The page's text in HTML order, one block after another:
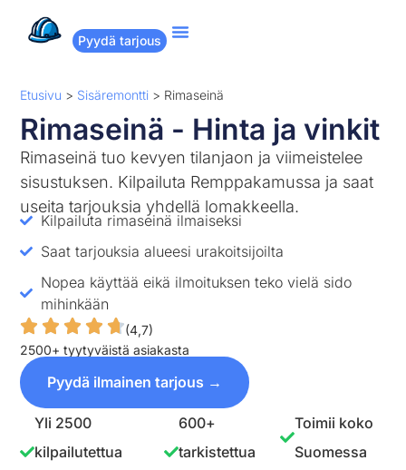
Pyydä tarjous
Etusivu > Sisäremontti > Rimaseinä
Rimaseinä - Hinta ja vinkit
Rimaseinä tuo kevyen tilanjaon ja viimeistelee
sisustuksen. Kilpailuta Remppakamussa ja saat
useita tarjouksia yhdellä lomakkeella.
Kilpailuta rimaseinä ilmaiseksi
Saat tarjouksia alueesi urakoitsijoilta
Nopea käyttää eikä ilmoituksen teko vielä sido
mihinkään
(4,7)
2500+ tyytyväistä asiakasta
Pyydä ilmainen tarjous →
Yli 2500
kilpailutettua
600+
tarkistettua
Toimii koko
Suomessa